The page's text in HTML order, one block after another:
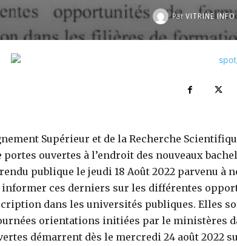
Par VITRINE INFO
Supérieur et de la Recherche
ouvertes à l’endroit des nouveaux
publique le jeudi 18 Août 2022 parvenu à
ces derniers sur les différentes
dans les universités publiques. Elles
orientations initiées par le ministères
démarrent dès le mercredi 24 août 2022